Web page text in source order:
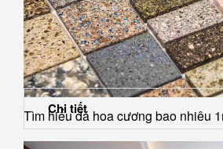
Tìm hiểu đá hoa cương bao nhiêu
Chi tiết